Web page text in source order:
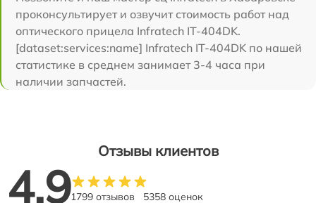
проконсультирует и озвучит стоимость работ над
оптического прицела Infratech IT-404DK.
[dataset:services:name] Infratech IT-404DK по нашей
статистике в среднем занимает 3-4 часа при
наличии запчастей.
Отзывы клиентов
4.91799 отзывов 5358 оценок